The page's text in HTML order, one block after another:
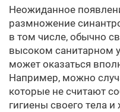
Неожиданное
размножение
в том числе, обычно
высоком санитарном
может оказаться
Например, можно
которые не считают
гигиены своего тела